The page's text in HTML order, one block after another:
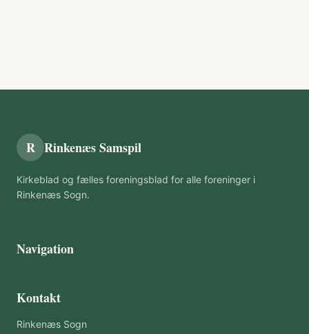
R Rinkenæs Samspil
Kirkeblad og fælles foreningsblad for alle foreninger i
Rinkenæs Sogn.
Navigation
Kontakt
Rinkenæs Sogn